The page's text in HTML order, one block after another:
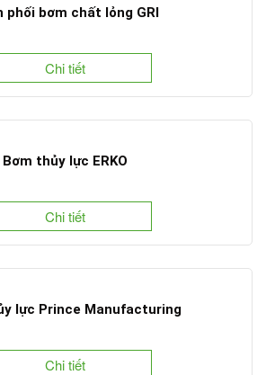
phối bơm chất lỏng GRI
Chi tiết
Bơm thủy lực ERKO
Chi tiết
lực Prince Manufacturing
Chi tiết